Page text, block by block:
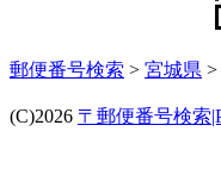
郵便番号検索 > 宮城県 >
(C)2026 〒郵便番号検索